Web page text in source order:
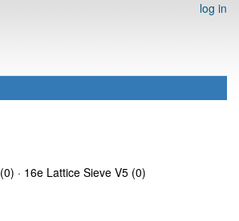
log in
(0) · 16e Lattice Sieve V5 (0)